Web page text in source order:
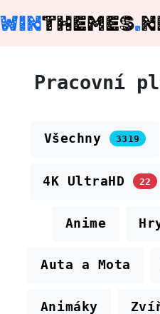
WINTHEMES.
Pracovní
Všechny 3319
4K UltraHD 22
Anime
Auta a Mota
Animáky